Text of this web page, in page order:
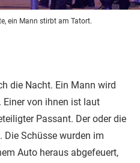
ein Mann stirbt am Tatort.
die Nacht. Ein Mann wird
Einer von ihnen ist laut
Passant. Der oder die
Die Schüsse wurden im
Auto heraus abgefeuert,